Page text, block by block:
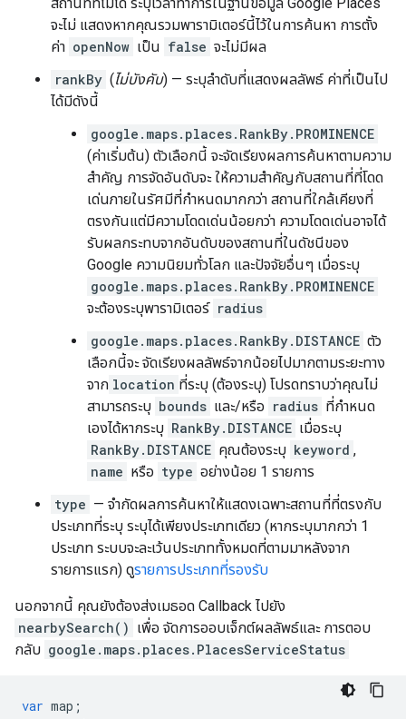
จะไม่ แสดงหากคุณรวมพารามิเตอร์นี้ไว้ในการค้นหา การตั้ง
ค่า openNow เป็น false จะไม่มีผล
rankBy (ไม่บังคับ) — ระบุลำดับที่แสดงผลลัพธ์ ค่าที่เป็นไป
ได้มีดังนี้
google.maps.places.RankBy.PROMINENCE
(ค่าเริ่มต้น) ตัวเลือกนี้ จะจัดเรียงผลการค้นหาตามความ
สำคัญ การจัดอันดับจะ ให้ความสำคัญกับสถานที่ที่โดด
เด่นภายในรัศมีที่กำหนดมากกว่า สถานที่ใกล้เคียงที่
ตรงกันแต่มีความโดดเด่นน้อยกว่า ความโดดเด่นอาจได้
รับผลกระทบจากอันดับของสถานที่ในดัชนีของ
Google ความนิยมทั่วโลก และปัจจัยอื่นๆ เมื่อระบุ
google.maps.places.RankBy.PROMINENCE
จะต้องระบุพารามิเตอร์ radius
google.maps.places.RankBy.DISTANCE ตัว
เลือกนี้จะ จัดเรียงผลลัพธ์จากน้อยไปมากตามระยะทาง
จาก location ที่ระบุ (ต้องระบุ) โปรดทราบว่าคุณไม่
สามารถระบุ bounds และ/หรือ radius ที่กำหนด
เองได้หากระบุ RankBy.DISTANCE เมื่อระบุ
RankBy.DISTANCE คุณต้องระบุ keyword ,
name หรือ type อย่างน้อย 1 รายการ
type — จำกัดผลการค้นหาให้แสดงเฉพาะสถานที่ที่ตรงกับ
ประเภทที่ระบุ ระบุได้เพียงประเภทเดียว (หากระบุมากกว่า 1
ประเภท ระบบจะละเว้นประเภททั้งหมดที่ตามมาหลังจาก
รายการแรก) ดูรายการประเภทที่รองรับ
นอกจากนี้ คุณยังต้องส่งเมธอด Callback ไปยัง
nearbySearch() เพื่อ จัดการออบเจ็กต์ผลลัพธ์และ การตอบ
กลับ google.maps.places.PlacesServiceStatus
var map ;